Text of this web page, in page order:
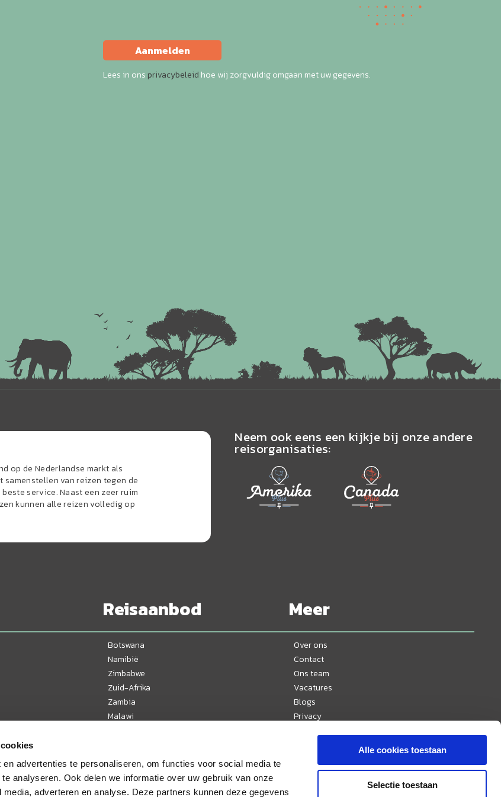
advertenties te personaliseren, om functies voor social media te
analyseren. Ook delen we informatie over uw gebruik van onze
adverteren en analyse. Deze partners kunnen deze gegevens
Alle cookies toestaan
Selectie toestaan
Aanmelden
Lees in ons privacybeleid hoe wij zorgvuldig omgaan met uw gegevens.
op de Nederlandse markt als
van reizen tegen de
service. Naast een zeer ruim
kunnen alle reizen volledig op
Neem ook eens een kijkje bij onze andere
reisorganisaties:
Reisaanbod
Botswana
Namibië
Zimbabwe
Zuid-Afrika
Zambia
Malawi
Oeganda
Mozambique
Meer
Over ons
Contact
Ons team
Vacatures
Blogs
Privacy
Ervaringen